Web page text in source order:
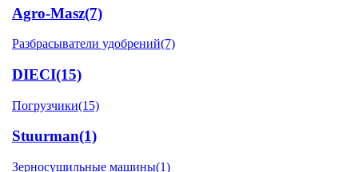
Agro-Masz(7)
Разбрасыватели удобрений(7)
DIECI(15)
Погрузчики(15)
Stuurman(1)
Зерносушильные машины(1)